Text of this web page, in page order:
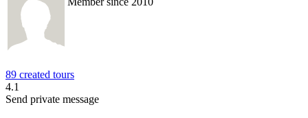
89 created tours
4.1
Send private message